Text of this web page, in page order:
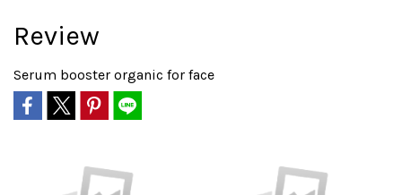
Review
Serum booster organic for face